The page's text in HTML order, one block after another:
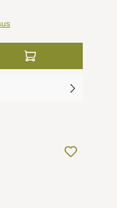
Brolio.
Entrez la